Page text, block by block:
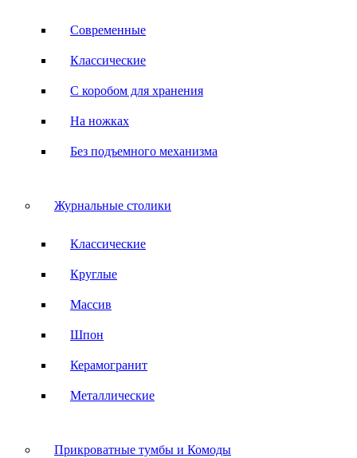
Современные
Классические
С коробом для хранения
На ножках
Без подъемного механизма
Журнальные столики
Классические
Круглые
Массив
Шпон
Керамогранит
Металлические
Прикроватные тумбы и Комоды